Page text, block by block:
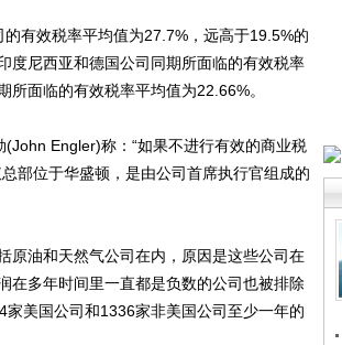
有效税率平均值为27.7%，远高于19.5%的
度尼西亚和德国公司同期所面临的有效税率
面临的有效税率平均值为22.66%。
Engler)称：“如果不进行有效的商业税
部位于华盛顿，是由公司首席执行官组成的
油和天然气公司在内，原因是这些公司在
在多年时间里一直都是负数的公司也被排除
美国公司和1336家非美国公司至少一年的